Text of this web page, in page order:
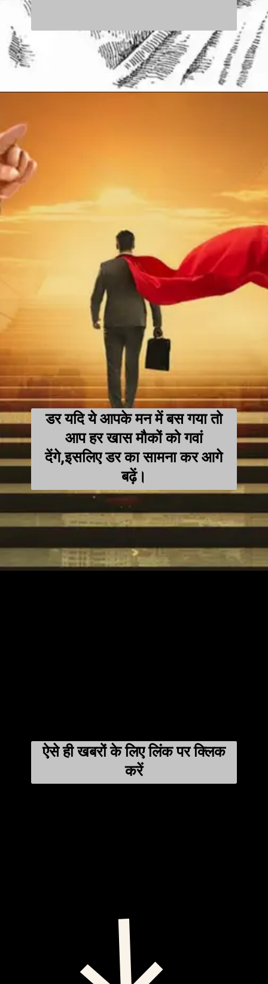
डर यदि ये आपके मन में बस गया तो
आप हर खास मौकों को गवां
देंगे,इसलिए डर का सामना कर आगे
बढ़ें।
ऐसे ही खबरों के लिए लिंक पर क्लिक
करें